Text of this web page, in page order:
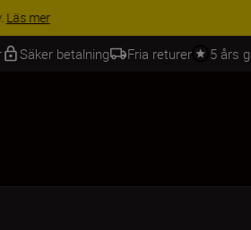
tillbehör, komplettera din utrustning i dag
Säker betalning Fria returer 5 års